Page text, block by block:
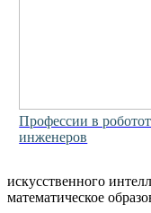
Профессии в
инженеров
искусственного
математическое